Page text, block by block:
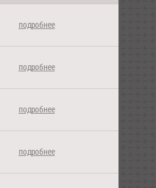
подробнее
подробнее
подробнее
подробнее